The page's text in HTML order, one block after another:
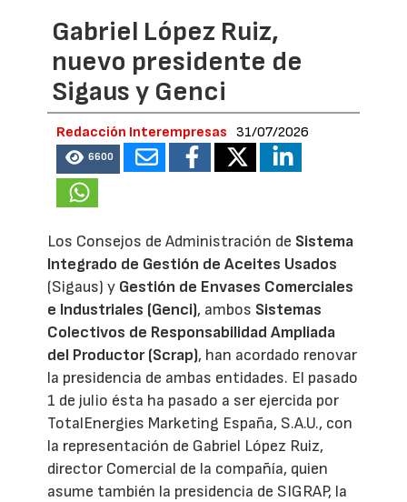
Gabriel López Ruiz,
nuevo presidente de
Sigaus y Genci
Redacción Interempresas 31/07/2026
6600
Los Consejos de Administración de Sistema
Integrado de Gestión de Aceites Usados
(Sigaus) y Gestión de Envases Comerciales
e Industriales (Genci), ambos Sistemas
Colectivos de Responsabilidad Ampliada
del Productor (Scrap), han acordado renovar
la presidencia de ambas entidades. El pasado
1 de julio ésta ha pasado a ser ejercida por
TotalEnergies Marketing España, S.A.U., con
la representación de Gabriel López Ruiz,
director Comercial de la compañía, quien
asume también la presidencia de SIGRAP, la